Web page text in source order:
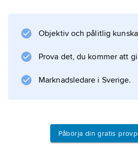
Objektiv och pålitlig
Prova det, du kommer att
Marknadsledare i Sverige.
Påbörja din gratis